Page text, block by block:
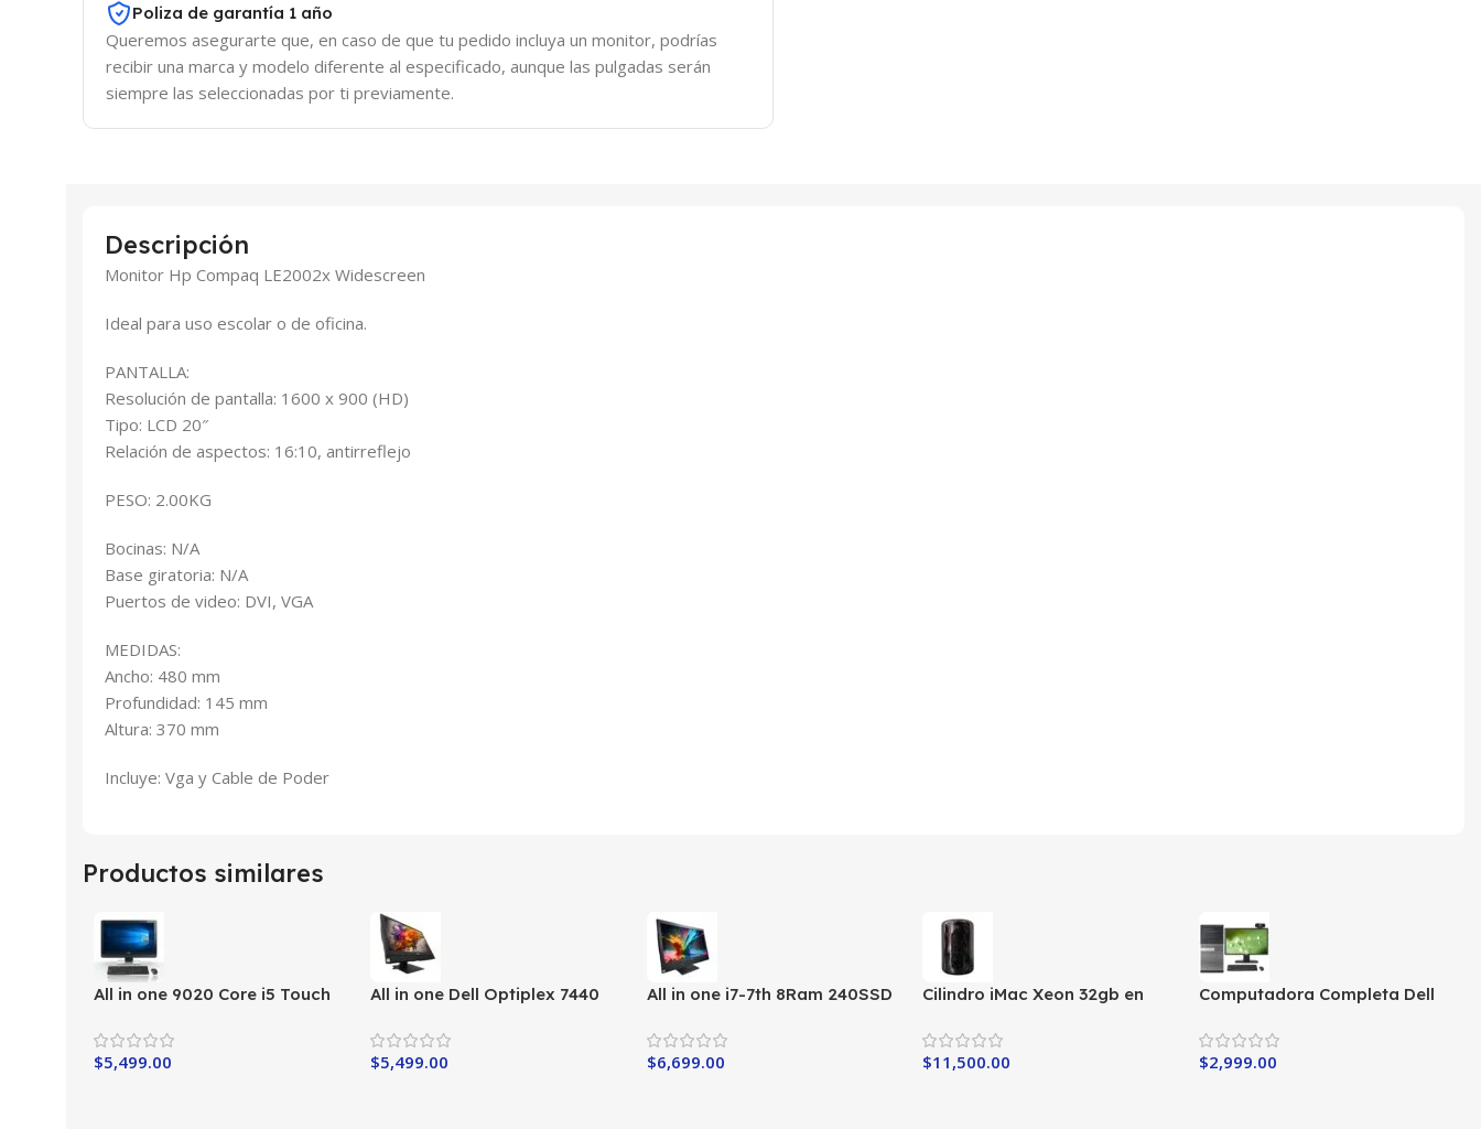
Poliza de garantía 1 año
Queremos asegurarte que, en caso de que tu pedido incluya un monitor, podrías
recibir una marca y modelo diferente al especificado, aunque las pulgadas serán
siempre las seleccionadas por ti previamente.
Descripción
Monitor Hp Compaq LE2002x Widescreen
Ideal para uso escolar o de oficina.
PANTALLA:
Resolución de pantalla: 1600 x 900 (HD)
Tipo: LCD 20″
Relación de aspectos: 16:10, antirreflejo
PESO: 2.00KG
Bocinas: N/A
Base giratoria: N/A
Puertos de video: DVI, VGA
MEDIDAS:
Ancho: 480 mm
Profundidad: 145 mm
Altura: 370 mm
Incluye: Vga y Cable de Poder
Productos similares
All in one 9020 Core i5 Touch
$5,499.00
All in one Dell Optiplex 7440
$5,499.00
All in one i7-7th 8Ram 240SSD
$6,699.00
Cilindro iMac Xeon 32gb en
$11,500.00
Computadora Completa Dell
$2,999.00